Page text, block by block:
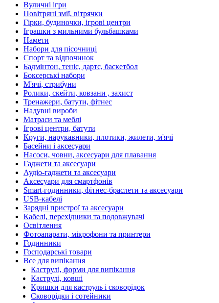
Вуличні ігри
Повітряні змії, вітрячки
Гірки, будиночки, ігрові центри
Іграшки з мильними бульбашками
Намети
Набори для пісочниці
Спорт та відпочинок
Бадмінтон, теніс, дартс, баскетбол
Боксерські набори
М'ячі, стрибуни
Ролики, скейти, ковзани , захист
Тренажери, батути, фітнес
Надувні вироби
Матраси та меблі
Ігрові центри, батути
Круги, нарукавники, плотики, жилети, м'ячі
Басейни і аксесуари
Насоси, човни, аксесуари для плавання
Гаджети та аксесуари
Аудіо-гаджети та аксесуари
Аксесуари для смартфонів
Smart-годинники, фітнес-браслети та аксесуари
USB-кабелі
Зарядні пристрої та аксесуари
Кабелі, перехідники та подовжувачі
Освітлення
Фотоапарати, мікрофони та принтери
Годинники
Господарські товари
Все для випікання
Каструлі, форми для випікання
Каструлі, ковші
Кришки для каструль і сковорідок
Сковорідки і сотейники